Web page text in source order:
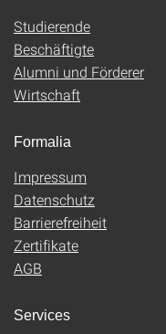
Studierende
Beschäftigte
Alumni und Förderer
Wirtschaft
Formalia
Impressum
Datenschutz
Barrierefreiheit
Zertifikate
AGB
Services